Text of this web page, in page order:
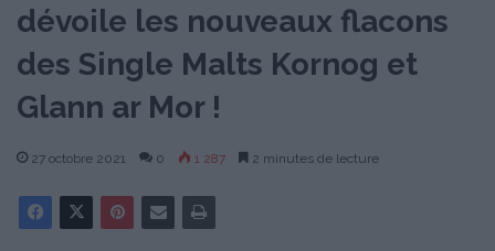
dévoile les nouveaux flacons
des Single Malts Kornog et
Glann ar Mor !
27 octobre 2021 0 1 287 2 minutes de lecture